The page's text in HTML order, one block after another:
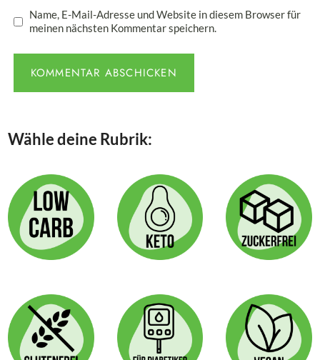
Name, E-Mail-Adresse und Website in diesem Browser für
meinen nächsten Kommentar speichern.
Wähle deine Rubrik: